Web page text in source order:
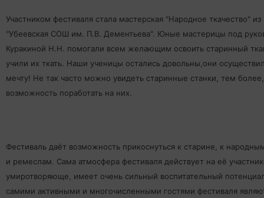
Участником фестиваля стала мастерская "Народное ткачество"
"Убеевская СОШ им. П.В. Дементьева". Юные мастерицы под
Куракиной Н.Н. помогали всем желающим освоить старинный
учили их ткать. Наши ученицы остались довольны,они
мечту! Не так часто можно увидеть старинные станки, тем
возможность поработать на них.
Фестиваль даёт возможность прикоснуться к старине, к
и ремеслам. Сама атмосфера фестиваля действует на её
умиротворяюще, имеет очень сильный воспитательный
самими активными и многочисленными гостями фестиваля